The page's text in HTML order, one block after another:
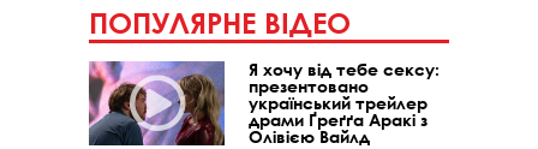
ПОПУЛЯРНЕ ВІДЕО
Я хочу від тебе сексу:
презентовано
український трейлер
драми Ґреґґа Аракі з
Олівією Вайлд